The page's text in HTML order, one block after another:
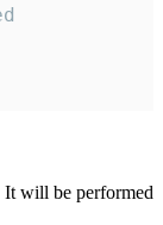
It will be performed